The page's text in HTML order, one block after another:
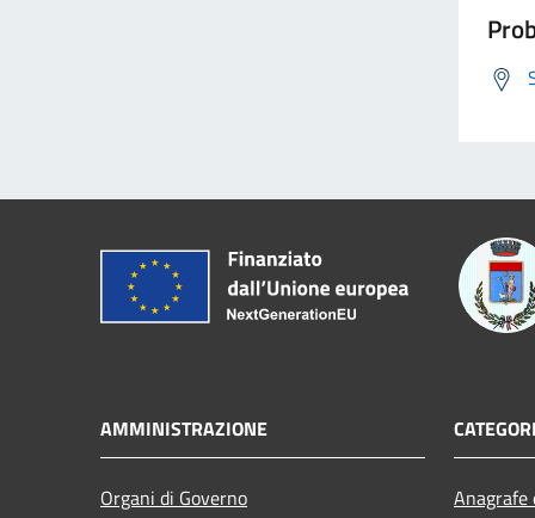
AMMINISTRAZIONE
Organi di Governo